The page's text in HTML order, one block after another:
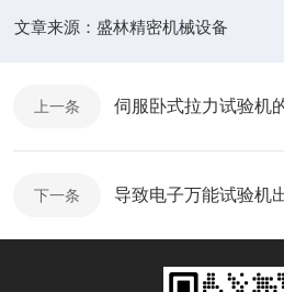
文章来源：盛林精密机械设备
上一条 伺服卧式拉力试验机
下一条 导致电子万能试验机